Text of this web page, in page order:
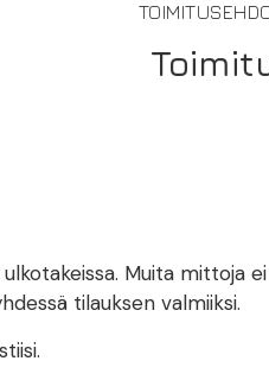
Muita
tilauksen valmiiksi.